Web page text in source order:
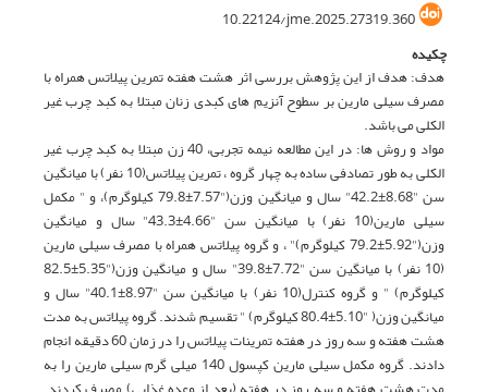
10.22124/jme.2025.27319.360
چکیده
هدف: هدف از این پژوهش بررسی اثر هشت هفته تمرین پیلاتس همراه با
مصرف سیلی مارین بر سطوح آنزیم های کبدی زنان مبتلا به کبد چرب غیر
الکلی می باشد.
مواد و روش ها: در این مطالعه نیمه تجربی، 40 زن مبتلا به کبد چرب غیر
الکلی به طور تصادفی ساده به چهار گروه ، تمرین پیلاتس(10 نفر) با میانگین
سن "8.68±42.2" سال و میانگین وزن("7.57±79.8 کیلوگرم)، و " مکمل
سیلی مارین(10 نفر) با میانگین سن "4.66±43.3" سال و میانگین
وزن("5.92±79.2 کیلوگرم)" ، و گروه پیلاتس همراه با مصرف سیلی مارین
(10 نفر) با میانگین سن "7.72±39.8" سال و میانگین وزن("5.35±82.5
کیلوگرم) " و گروه کنترل(10 نفر) با میانگین سن "8.97±40.1" سال و
میانگین وزن( "5.10±80.4 کیلوگرم) " تقسیم شدند. گروه پیلاتس به مدت
هشت هفته و سه روز در هفته تمرینات پیلاتس را در زمان 60 دقیقه انجام
دادند. گروه مکمل سیلی مارین کپسول 140 میلی گرم سیلی مارین را به